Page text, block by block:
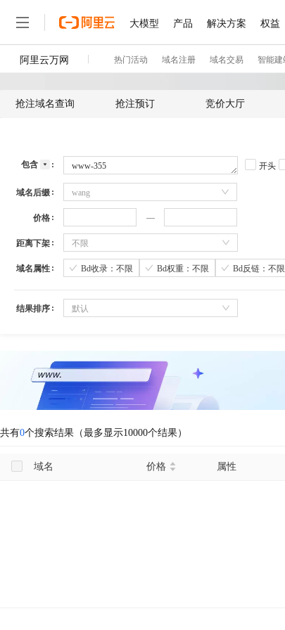
抢注域名查询 抢注预订 竞价大厅
包含 开头
域名后缀 wang
价格
距离下架 不限
域名属性 Bd收录：不限 Bd权重：不限 Bd反链：不限
结果排序 默认
共有0个搜索结果（最多显示10000个结果）
域名 价格 属性